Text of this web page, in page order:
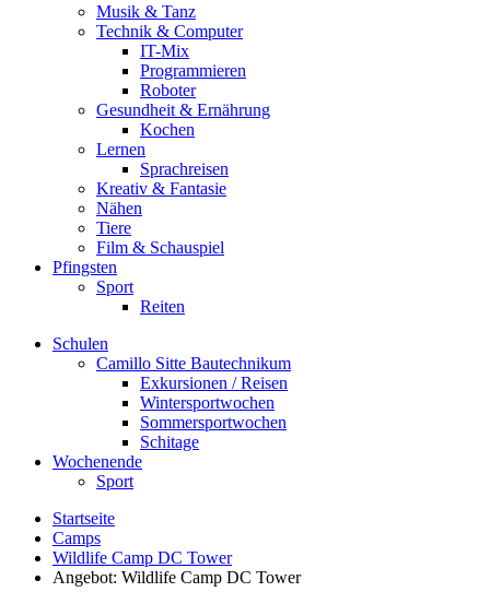
Musik & Tanz
Technik & Computer
IT-Mix
Programmieren
Roboter
Gesundheit & Ernährung
Kochen
Lernen
Sprachreisen
Kreativ & Fantasie
Nähen
Tiere
Film & Schauspiel
Pfingsten
Sport
Reiten
Schulen
Camillo Sitte Bautechnikum
Exkursionen / Reisen
Wintersportwochen
Sommersportwochen
Schitage
Wochenende
Sport
Startseite
Camps
Wildlife Camp DC Tower
Angebot: Wildlife Camp DC Tower